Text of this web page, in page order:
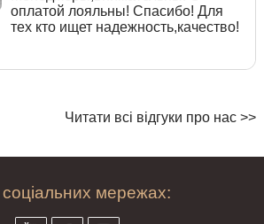
оплатой лояльны! Спасибо! Для
тех кто ищет надежность,качество!
Читати всі відгуки про нас >>
мережах: